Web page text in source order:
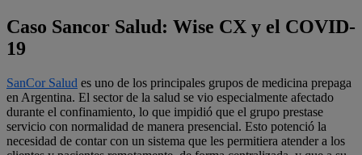
Caso Sancor Salud: Wise CX y el COVID-
19
SanCor Salud es uno de los principales grupos de medicina prepaga
en Argentina. El sector de la salud se vio especialmente afectado
durante el confinamiento, lo que impidió que el grupo prestase
servicio con normalidad de manera presencial. Esto potenció la
necesidad de contar con un sistema que les permitiera atender a los